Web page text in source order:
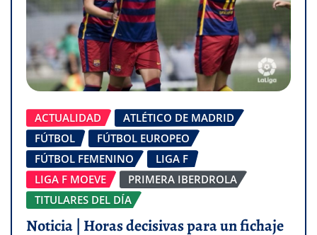
ACTUALIDAD
ATLÉTICO DE MADRID
FÚTBOL
FÚTBOL EUROPEO
FÚTBOL FEMENINO
LIGA F
LIGA F MOEVE
PRIMERA IBERDROLA
TITULARES DEL DÍA
Noticia | Horas decisivas para un fichaje